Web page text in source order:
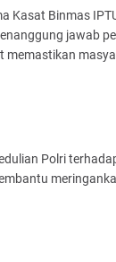
Kasat Binmas
jawab
memastikan
Polri